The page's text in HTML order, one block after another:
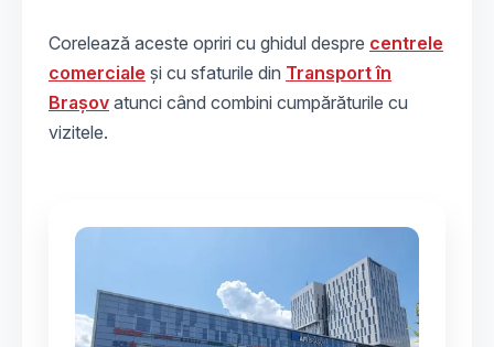
Corelează aceste opriri cu ghidul despre centrele
comerciale și cu sfaturile din Transport în
Brașov atunci când combini cumpărăturile cu
vizitele.